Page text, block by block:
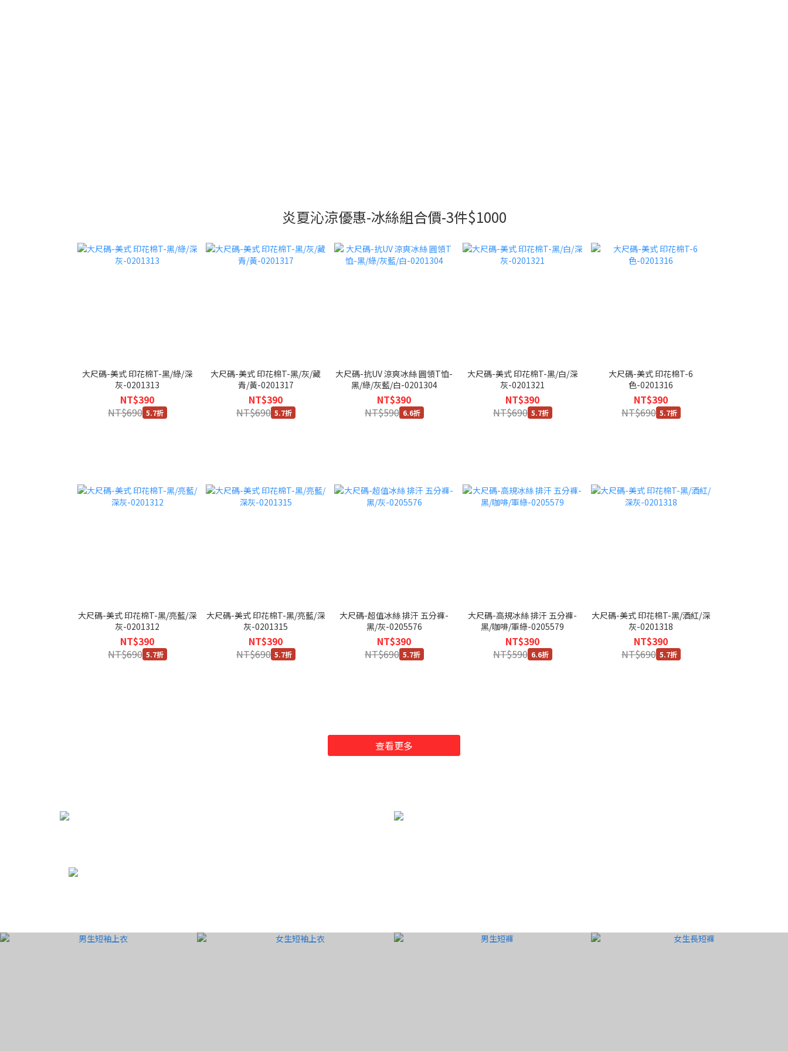
炎夏沁涼優惠-冰絲組合價-3件$1000
大尺碼-美式 印花棉T-黑/綠/深
灰-0201313
NT$390
NT$690 5.7折
大尺碼-美式 印花棉T-黑/灰/藏
青/黃-0201317
NT$390
NT$690 5.7折
大尺碼-抗UV 涼爽冰絲 圓領T恤-
黑/綠/灰藍/白-0201304
NT$390
NT$590 6.6折
大尺碼-美式 印花棉T-黑/白/深
灰-0201321
NT$390
NT$690 5.7折
大尺碼-美式 印花棉T-6
色-0201316
NT$390
NT$690 5.7折
大尺碼-美式 印花棉T-黑/亮藍/深
灰-0201312
NT$390
NT$690 5.7折
大尺碼-美式 印花棉T-黑/亮藍/深
灰-0201315
NT$390
NT$690 5.7折
大尺碼-超值冰絲 排汗 五分褲-
黑/灰-0205576
NT$390
NT$690 5.7折
大尺碼-高規冰絲 排汗 五分褲-
黑/咖啡/軍綠-0205579
NT$390
NT$590 6.6折
大尺碼-美式 印花棉T-黑/酒紅/深
灰-0201318
NT$390
NT$690 5.7折
查看更多